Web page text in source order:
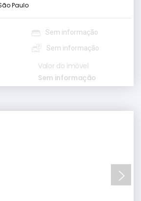
Paulo
Sem informação
Sem informação
Valor do imóvel
Sem informação